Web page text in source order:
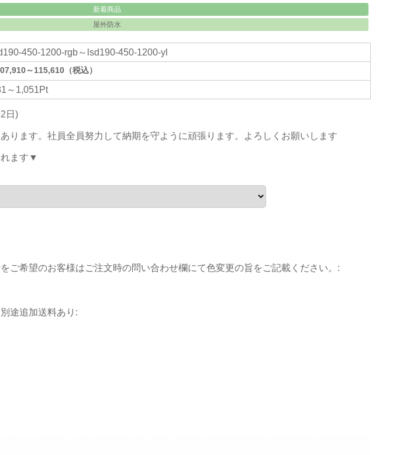
新着商品
屋外防水
450-1200-rgb～lsd190-450-1200-yl
～115,610（税込）
～1,051Pt
日)
ります。社員全員努力して納期を守ように頑張ります。よろしくお願いします
ます▼
ご希望のお客様はご注文時の問い合わせ欄にて色変更の旨をご記載ください。:
途追加送料あり: